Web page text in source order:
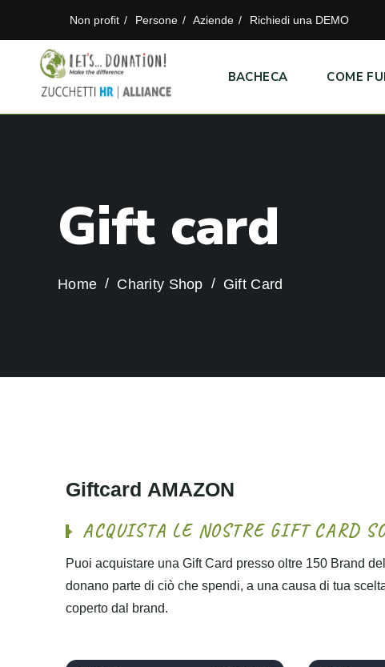
Non profit Persone Aziende Richiedi una DEMO
BACHECA COME
Gift card
Home Charity Shop Gift Card
Giftcard AMAZON
ACQUISTA LE NOSTRE GIFT CARD S
Puoi acquistare una Gift Card presso oltre 150 Brand
donano parte di ciò che spendi, a una causa di tua
coperto dal brand.